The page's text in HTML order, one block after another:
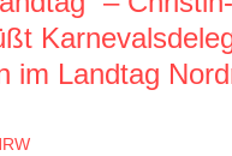
im Landtag